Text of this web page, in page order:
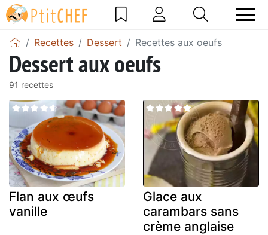
Recettes Dessert Recettes aux oeufs
Dessert aux oeufs
91 recettes
Flan aux œufs
vanille
Glace aux
carambars sans
crème anglaise